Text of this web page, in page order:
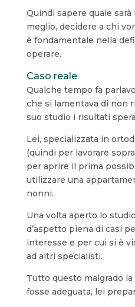
Quindi sapere quale
meglio, decidere a chi
è fondamentale nella
operare.
Caso reale
Qualche tempo fa
che si lamentava di non
suo studio i risultati
Lei, specializzata in
(quindi per lavorare
per aprire il prima
utilizzare una
nonni.
Una volta aperto lo
d’aspetto piena di casi
interesse e per cui si è
ad altri specialisti.
Tutto questo malgrado
fosse adeguata, lei